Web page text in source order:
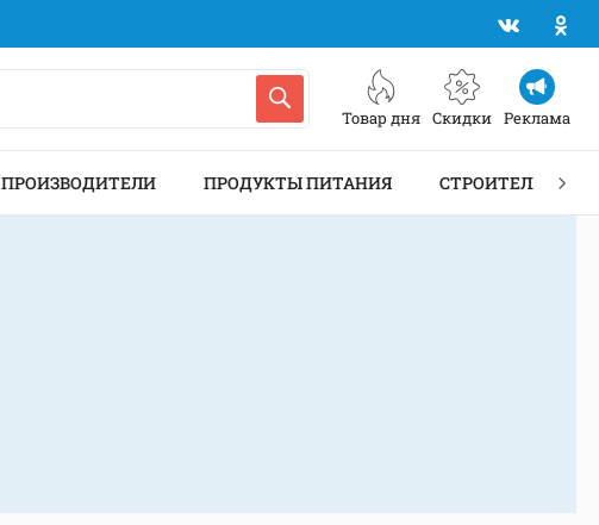
Товар дня Скидки Реклама
ПРОИЗВОДИТЕЛИ ПРОДУКТЫ ПИТАНИЯ СТРОИТЕЛЬСТВО